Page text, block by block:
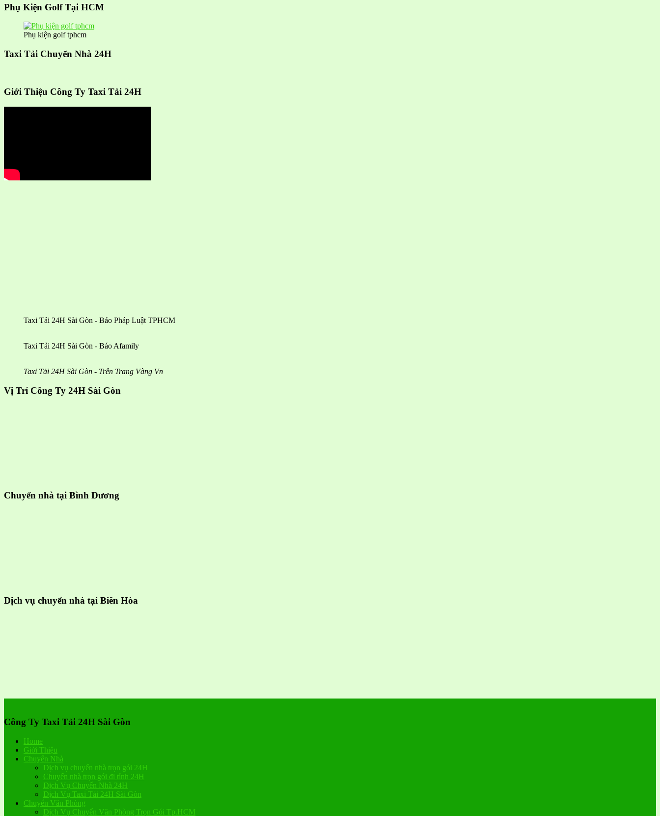
Phụ Kiện Golf Tại HCM
Phụ kiện golf tphcm
Taxi Tải Chuyển Nhà 24H
Giới Thiệu Công Ty Taxi Tải 24H
Taxi Tải 24H Sài Gòn - Báo Pháp Luật TPHCM
Taxi Tải 24H Sài Gòn - Báo Afamily
Taxi Tải 24H Sài Gòn - Trên Trang Vàng Vn
Vị Trí Công Ty 24H Sài Gòn
Chuyển nhà tại Bình Dương
Dịch vụ chuyển nhà tại Biên Hòa
Công Ty Taxi Tải 24H Sài Gòn
Home
Giới Thiệu
Chuyển Nhà
Dịch vụ chuyển nhà trọn gói 24H
Chuyển nhà trọn gói đi tỉnh 24H
Dịch Vụ Chuyển Nhà 24H
Dịch Vụ Taxi Tải 24H Sài Gòn
Chuyển Văn Phòng
Dịch Vụ Chuyển Văn Phòng Trọn Gói Tp.HCM